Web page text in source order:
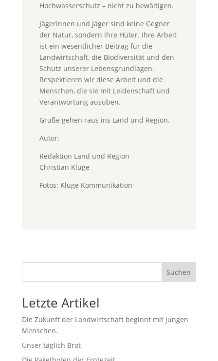
Hochwasserschutz – nicht zu bewältigen.
Jägerinnen und Jäger sind keine Gegner
der Natur, sondern ihre Hüter. Ihre Arbeit
ist ein wesentlicher Beitrag für die
Landwirtschaft, die Biodiversität und den
Schutz unserer Lebensgrundlagen.
Respektieren wir diese Arbeit und die
Menschen, die sie mit Leidenschaft und
Verantwortung ausüben.
Grüße gehen raus ins Land und Region.
Autor:
Redaktion Land und Region
Christian Kluge
Fotos: Kluge Kommunikation
Suchen
Letzte Artikel
Die Zukunft der Landwirtschaft beginnt mit jungen
Menschen.
Unser täglich Brot